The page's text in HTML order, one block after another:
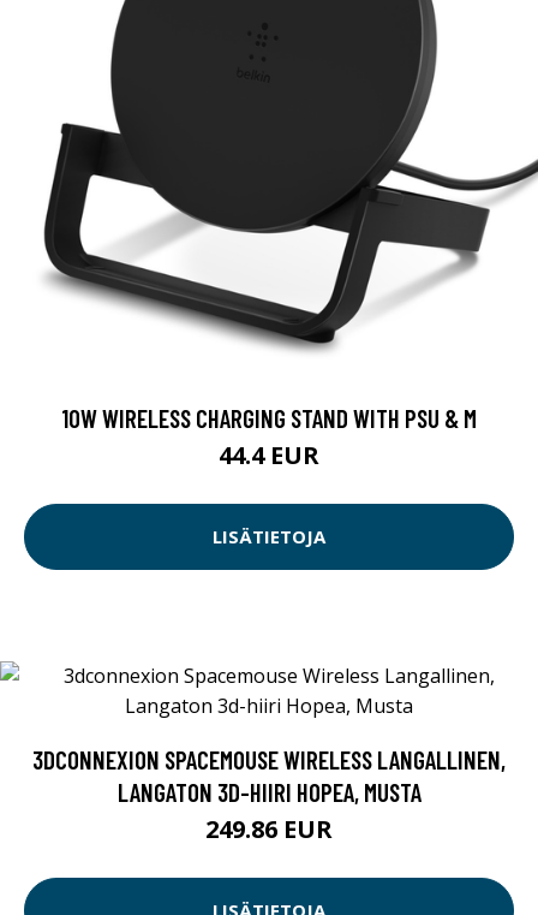
10W WIRELESS CHARGING STAND WITH PSU & M
44.4 EUR
LISÄTIETOJA
3DCONNEXION SPACEMOUSE WIRELESS LANGALLINEN,
LANGATON 3D-HIIRI HOPEA, MUSTA
249.86 EUR